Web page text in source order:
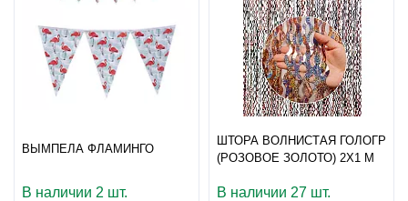
ВЫМПЕЛА ФЛАМИНГО
В наличии 2 шт.
ШТОРА ВОЛНИСТАЯ ГОЛОГР
(РОЗОВОЕ ЗОЛОТО) 2Х1 М
В наличии 27 шт.